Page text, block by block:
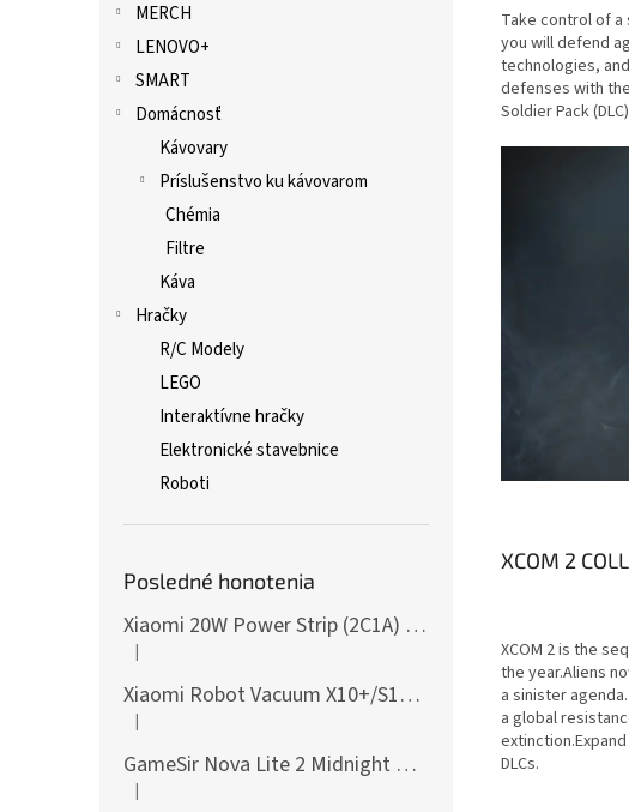
MERCH
LENOVO+
SMART
Domácnosť
Kávovary
Príslušenstvo ku kávovarom
Chémia
Filtre
Káva
Hračky
R/C Modely
LEGO
Interaktívne hračky
Elektronické stavebnice
Roboti
Posledné honotenia
Xiaomi 20W Power Strip (2C1A) EU
Hodnotenie produktu je 5 z 5 hviezdičiek.
|
Xiaomi Robot Vacuum X10+/S10+/X10/X20+ Side Brush
Hodnotenie produktu je 5 z 5 hviezdičiek.
|
GameSir Nova Lite 2 Midnight Gray
Hodnotenie produktu je 5 z 5 hviezdičiek.
|
Take control of a
you will defend
technologies,
defenses with the
Soldier Pack (DLC)
XCOM 2
XCOM 2 is the
the year.Aliens
a sinister
a global
DLCs.